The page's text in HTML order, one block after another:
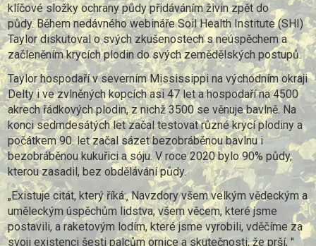
klíčové složky ochrany půdy přidáváním živin zpět do
půdy. Během nedávného webináře Soil Health Institute (SHI)
Taylor diskutoval o svých zkušenostech s neúspěchem a
začleněním krycích plodin do svých zemědělských postupů.
Taylor hospodaří v severním Mississippi na východním okraji
Delty i ve zvlněných kopcích asi 47 let a hospodaří na 4500
akrech řádkových plodin, z nichž 3500 se věnuje bavlně. Na
konci sedmdesátých let začal testovat různé krycí plodiny a
počátkem 90. let začal sázet bezobráběnou bavlnu i
bezobráběnou kukuřici a sóju. V roce 2020 bylo 90% půdy,
kterou zasadil, bez obdělávání půdy.
„Existuje citát, který říká:‚ Navzdory všem velkým vědeckým a
uměleckým úspěchům lidstva, všem věcem, které jsme
postavili, a raketovým lodím, které jsme vyrobili, vděčíme za
svoji existenci šesti palcům ornice a skutečnosti, že prší, ''